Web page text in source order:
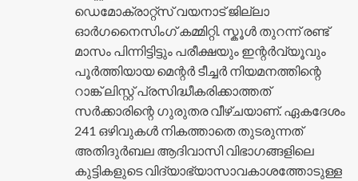
ഡെമോക്രാറ്റ്സ് വയനാട് ജില്ലാ
ഓർഗനൈസിംഗ് കമ്മിറ്റി. സ്കൂൾ തുറന്ന് രണ്ട്
മാസം പിന്നിട്ടിട്ടും പരീക്ഷയും ഇന്റർവ്യൂവും
പൂർത്തിയായ മെന്റർ ടീച്ചർ നിയമനത്തിന്റെ
റാങ്ക് ലിസ്റ്റ് പ്രസിദ്ധീകരിക്കാത്തത്
സർക്കാരിന്റെ ഗുരുതര വീഴ്ചയാണ്. ഏകദേശം
241 ഒഴിവുകൾ നികത്താതെ തുടരുന്നത്
അതിദുർബല ആദിവാസി വിഭാഗങ്ങളിലെ
കുട്ടികളുടെ വിദ്യാഭ്യാസാവകാശത്തോടുള്ള